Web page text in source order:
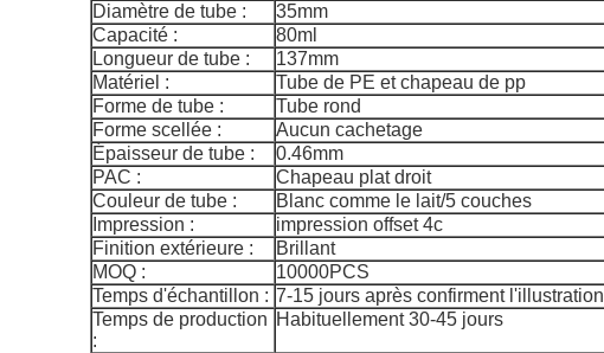
Diamètre de tube :
35mm
Capacité :
80ml
Longueur de tube :
137mm
Matériel :
Tube de PE et chapeau de pp
Forme de tube :
Tube rond
Forme scellée :
Aucun cachetage
Épaisseur de tube :
0.46mm
PAC :
Chapeau plat droit
Couleur de tube :
Blanc comme le lait/5 couches
Impression :
impression offset 4c
Finition extérieure :
Brillant
MOQ :
10000PCS
Temps d'échantillon : 7-15 jours après confirment l'illustration
Temps de production
:
Habituellement 30-45 jours